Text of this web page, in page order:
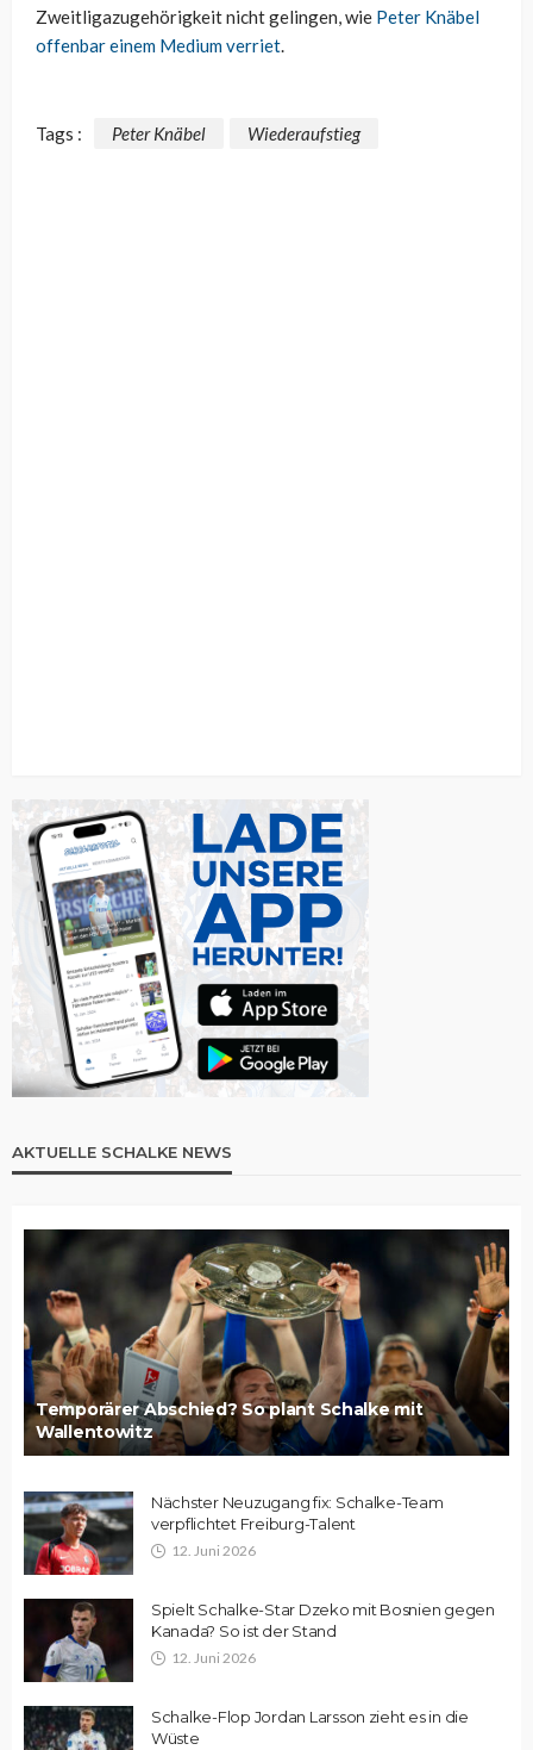
Zweitligazugehörigkeit nicht gelingen, wie Peter Knäbel
offenbar einem Medium verriet.
Tags : Peter Knäbel Wiederaufstieg
AKTUELLE SCHALKE NEWS
Temporärer Abschied? So plant Schalke mit
Wallentowitz
Nächster Neuzugang fix: Schalke-Team
verpflichtet Freiburg-Talent
12. Juni 2026
Spielt Schalke-Star Dzeko mit Bosnien gegen
Kanada? So ist der Stand
12. Juni 2026
Schalke-Flop Jordan Larsson zieht es in die
Wüste